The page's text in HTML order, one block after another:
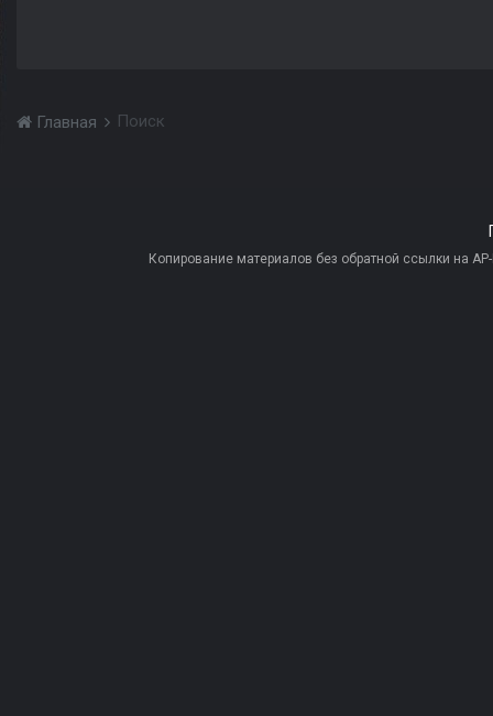
Главная Поиск
Копирование материалов без обратной ссылки на